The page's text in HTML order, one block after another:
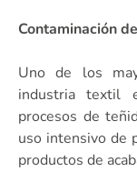
Contaminación
Uno de los
industria textil
procesos de
uso intensivo de
productos de